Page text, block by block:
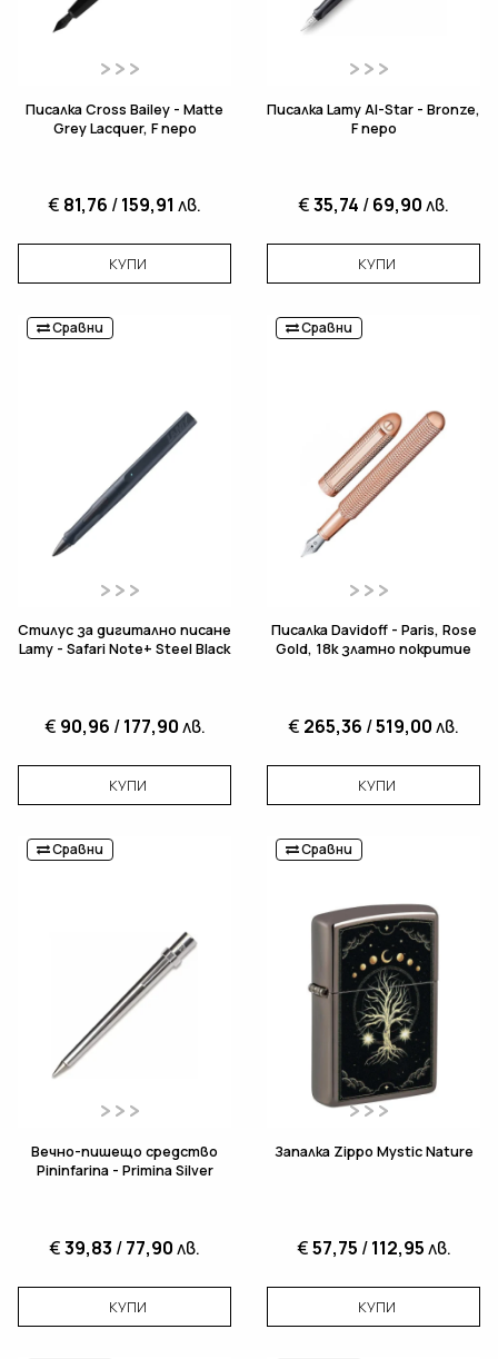
Писалка Cross Bailey - Matte
Grey Lacquer, F перо
€ 81,76 /159,91 лв.
КУПИ
Писалка Lamy Al-Star - Bronze,
F перо
€35,74 /69,90лв.
КУПИ
Сравни
Стилус за дигитално писане
Lamy - Safari Note+ Steel Black
€ 90,96 /177,90лв.
КУПИ
Сравни
Писалка Davidoff - Paris, Rose
Gold, 18k златно покритие
€ 265,36 /519,00лв.
КУПИ
Сравни
Вечно-пишещо средство
Pininfarina - Primina Silver
€39,83 /77,90лв.
КУПИ
Сравни
Запалка Zippo Mystic Nature
€57,75 /112,95лв.
КУПИ